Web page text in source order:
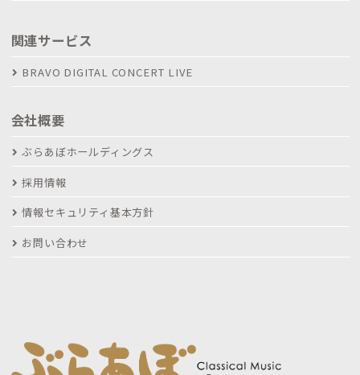
関連サービス
BRAVO DIGITAL CONCERT LIVE
会社概要
ぶらあぼホールディングス
採用情報
情報セキュリティ基本方針
お問い合わせ